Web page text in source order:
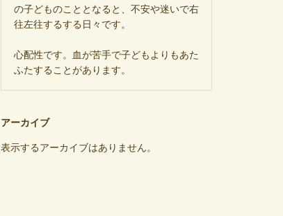
の子どものこととなると、不安や迷いで右
往左往するする日々です。
心配性です。血が苦手で子どもよりもあた
ふたすることがあります。
アーカイブ
表示するアーカイブはありません。